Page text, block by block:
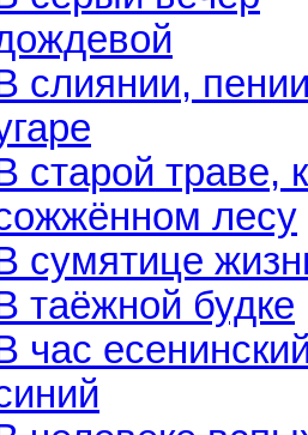
слиянии,
старой траве,
лесу
сумятице
таёжной будке
час